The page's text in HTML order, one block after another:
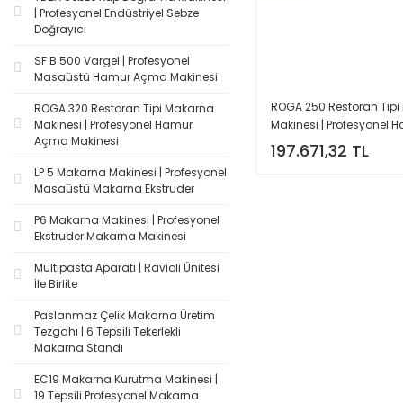
| Profesyonel Endüstriyel Sebze
Doğrayıcı
SF B 500 Vargel | Profesyonel
Masaüstü Hamur Açma Makinesi
ROGA 320 Restoran Tipi Makarna
Makinesi | Profesyonel Hamur
Açma Makinesi
LP 5 Makarna Makinesi | Profesyonel
Masaüstü Makarna Ekstruder
P6 Makarna Makinesi | Profesyonel
Ekstruder Makarna Makinesi
Multipasta Aparatı | Ravioli Ünitesi
İle Birlite
Paslanmaz Çelik Makarna Üretim
Tezgahı | 6 Tepsili Tekerlekli
Makarna Standı
EC19 Makarna Kurutma Makinesi |
19 Tepsili Profesyonel Makarna
ROGA 250 Restoran
Makinesi | Profesyonel
Açma Makinesi
197.671,32 TL